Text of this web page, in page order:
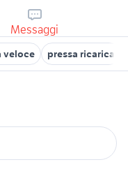
Messaggi
veloce pressa ricarica